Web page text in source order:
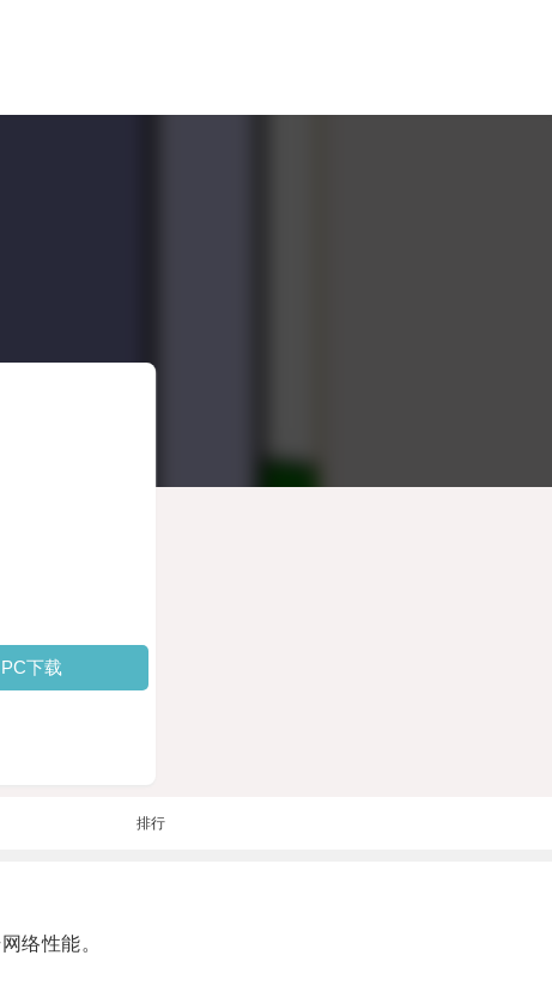
PC下载
排行
络性能。